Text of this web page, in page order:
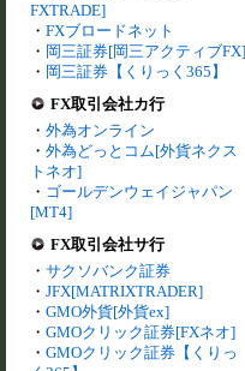
FXTRADE]
・ FXブロードネット
・ 岡三証券[岡三アクティブFX]
・ 岡三証券【くりっく365】
FX取引会社カ行
・ 外為オンライン
・ 外為どっとコム[外貨ネクス
トネオ]
・ ゴールデンウェイジャパン
[MT4]
FX取引会社サ行
・ サクソバンク証券
・ JFX[MATRIXTRADER]
・ GMO外貨[外貨ex]
・ GMOクリック証券[FXネオ]
・ GMOクリック証券【くりっ